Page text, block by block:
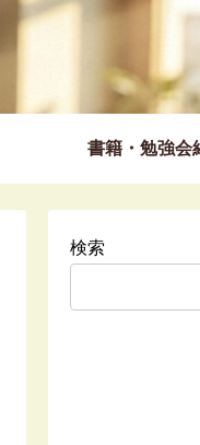
書籍・勉強会
検索